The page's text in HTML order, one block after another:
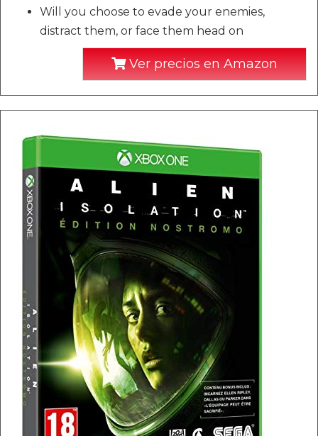
Will you choose to evade your enemies,
distract them, or face them head on
Ver precios en Amazon